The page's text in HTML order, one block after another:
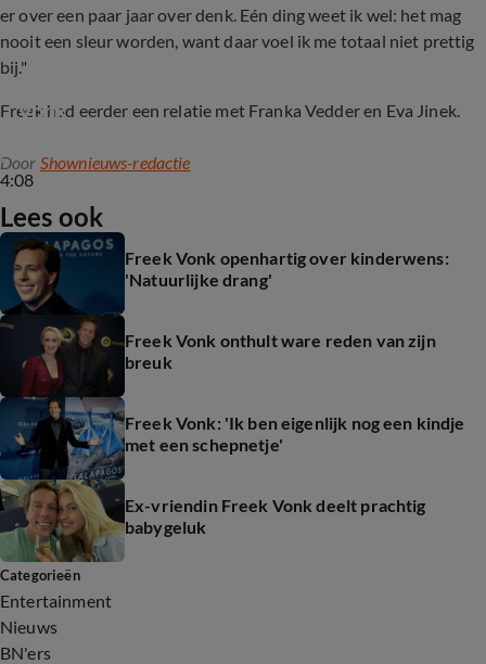
er over een paar jaar over denk. Eén ding weet ik wel: het mag
nooit een sleur worden, want daar voel ik me totaal niet prettig
bij."
Freek had eerder een relatie met Franka Vedder en Eva Jinek.
4:08
Vonk
Door Shownieuws-redactie
Lees ook
Freek Vonk openhartig over kinderwens:
'Natuurlijke drang'
Freek Vonk onthult ware reden van zijn
breuk
Freek Vonk: 'Ik ben eigenlijk nog een kindje
met een schepnetje'
Ex-vriendin Freek Vonk deelt prachtig
babygeluk
Categorieën
Entertainment
Nieuws
BN'ers